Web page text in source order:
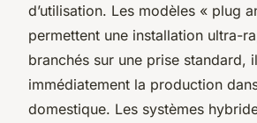
d’utilisation. Les modèles « plug
permettent une installation ultra-
branchés sur une prise standard,
immédiatement la production
domestique. Les systèmes